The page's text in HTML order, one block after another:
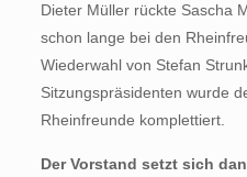
Dieter Müller rückte Sascha
schon lange bei den
Wiederwahl von Stefan
Sitzungspräsidenten wurde
Rheinfreunde komplettiert.
Der Vorstand setzt sich